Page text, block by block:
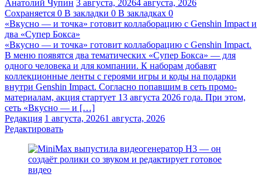
Анатолий Чупин 3 августа, 20264 августа, 2026
Сохраняется 0 В закладки 0 В закладках 0
«Вкусно — и точка» готовит коллаборацию с Genshin Impact и
два «Супер Бокса»
«Вкусно — и точка» готовит коллаборацию с Genshin Impact.
В меню появятся два тематических «Супер Бокса» — для
одного человека и для компании. К наборам добавят
коллекционные ленты с героями игры и коды на подарки
внутри Genshin Impact. Согласно попавшим в сеть промо-
материалам, акция стартует 13 августа 2026 года. При этом,
сеть «Вкусно — и […]
Редакция 1 августа, 20261 августа, 2026
Редактировать